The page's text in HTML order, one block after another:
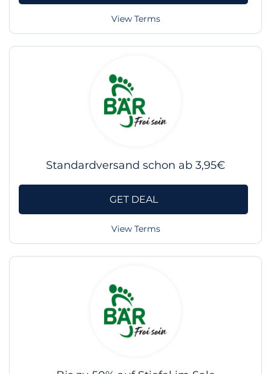
View Terms
Standardversand schon ab 3,95€
GET DEAL
View Terms